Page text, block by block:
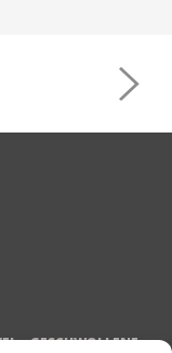
– GESCHWOLLENE